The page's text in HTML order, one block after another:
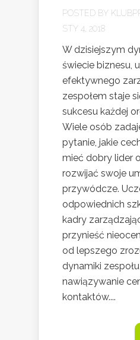
POSTED BY
STY 4, 2018
W dzisiejszym
świecie biznesu,
efektywnego
zespołem staje
sukcesu każdej
Wiele osób
pytanie, jakie
mieć dobry lider
rozwijać swoje
przywódcze.
odpowiednich
kadry
przynieść
od lepszego
dynamiki
nawiązywanie
kontaktów....